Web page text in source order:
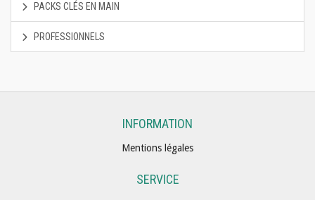
PACKS CLÉS EN MAIN
PROFESSIONNELS
INFORMATION
Mentions légales
SERVICE